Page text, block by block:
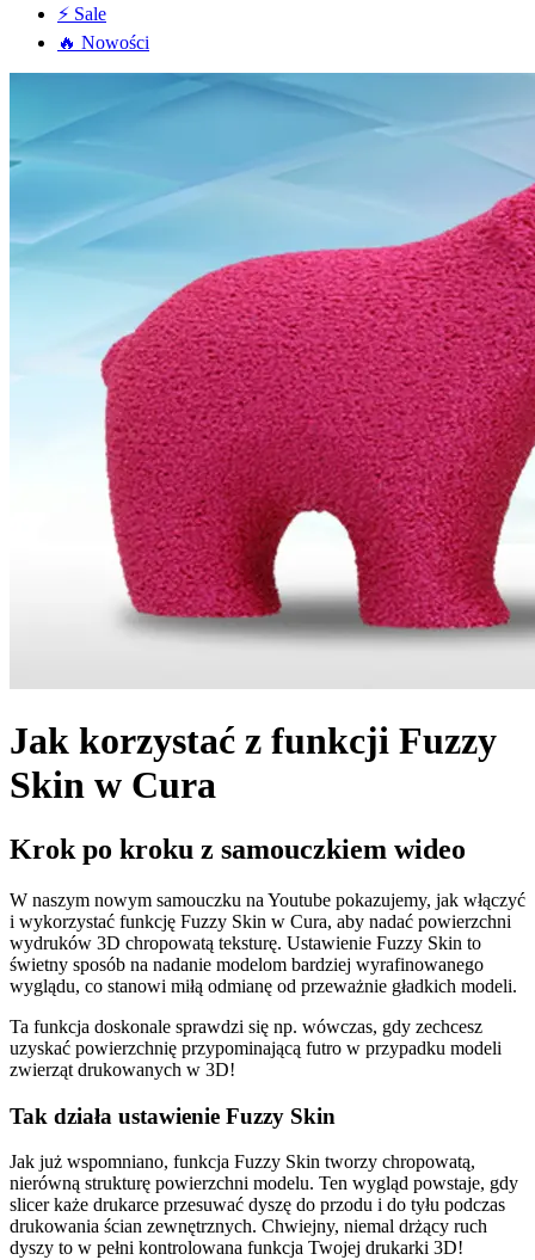
⚡ Sale
🔥 Nowości
Jak korzystać z funkcji Fuzzy
Skin w Cura
Krok po kroku z samouczkiem wideo
W naszym nowym samouczku na Youtube pokazujemy, jak włączyć
i wykorzystać funkcję Fuzzy Skin w Cura, aby nadać powierzchni
wydruków 3D chropowatą teksturę. Ustawienie Fuzzy Skin to
świetny sposób na nadanie modelom bardziej wyrafinowanego
wyglądu, co stanowi miłą odmianę od przeważnie gładkich modeli.
Ta funkcja doskonale sprawdzi się np. wówczas, gdy zechcesz
uzyskać powierzchnię przypominającą futro w przypadku modeli
zwierząt drukowanych w 3D!
Tak działa ustawienie Fuzzy Skin
Jak już wspomniano, funkcja Fuzzy Skin tworzy chropowatą,
nierówną strukturę powierzchni modelu. Ten wygląd powstaje, gdy
slicer każe drukarce przesuwać dyszę do przodu i do tyłu podczas
drukowania ścian zewnętrznych. Chwiejny, niemal drżący ruch
dyszy to w pełni kontrolowana funkcja Twojej drukarki 3D!